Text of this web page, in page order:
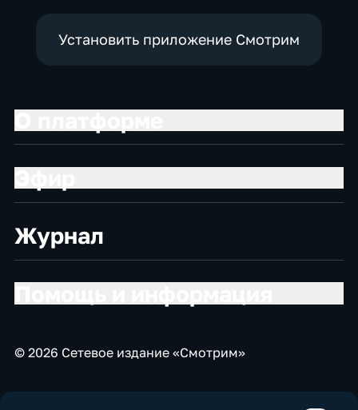
Установить приложение Смотрим
Журнал
© 2026 Сетевое издание «Смотрим»